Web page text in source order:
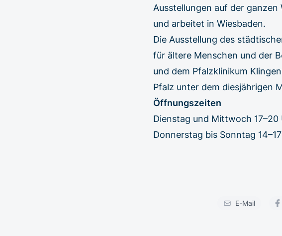
Ausstellungen auf der
und arbeitet in Wiesbaden.
Die Ausstellung des
für ältere Menschen und der
und dem Pfalzklinikum
Pfalz unter dem diesjährigen
Öffnungszeiten
Dienstag und Mittwoch 17–20
Donnerstag bis Sonntag
E-Mail